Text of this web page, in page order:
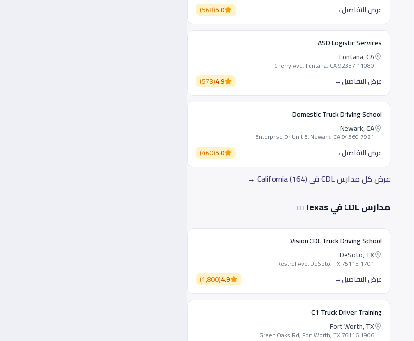
عرض التفاصيل→
5.0
(
568
)
ASD Logistic Services
Fontana, CA
11080 Cherry Ave, Fontana, CA 92337
عرض التفاصيل→
4.9
(
573
)
Domestic Truck Driving School
Newark, CA
7921 Enterprise Dr Unit E, Newark, CA 94560
عرض التفاصيل→
5.0
(
460
)
عرض كل مدارس CDL في California (164) →
مدارس CDL في Texas 83
Vision CDL Truck Driving School
DeSoto, TX
1701 Kestrel Ave, DeSoto, TX 75115
عرض التفاصيل→
4.9
(
1,800
)
C1 Truck Driver Training
Fort Worth, TX
1906 Green Oaks Rd, Fort Worth, TX 76116